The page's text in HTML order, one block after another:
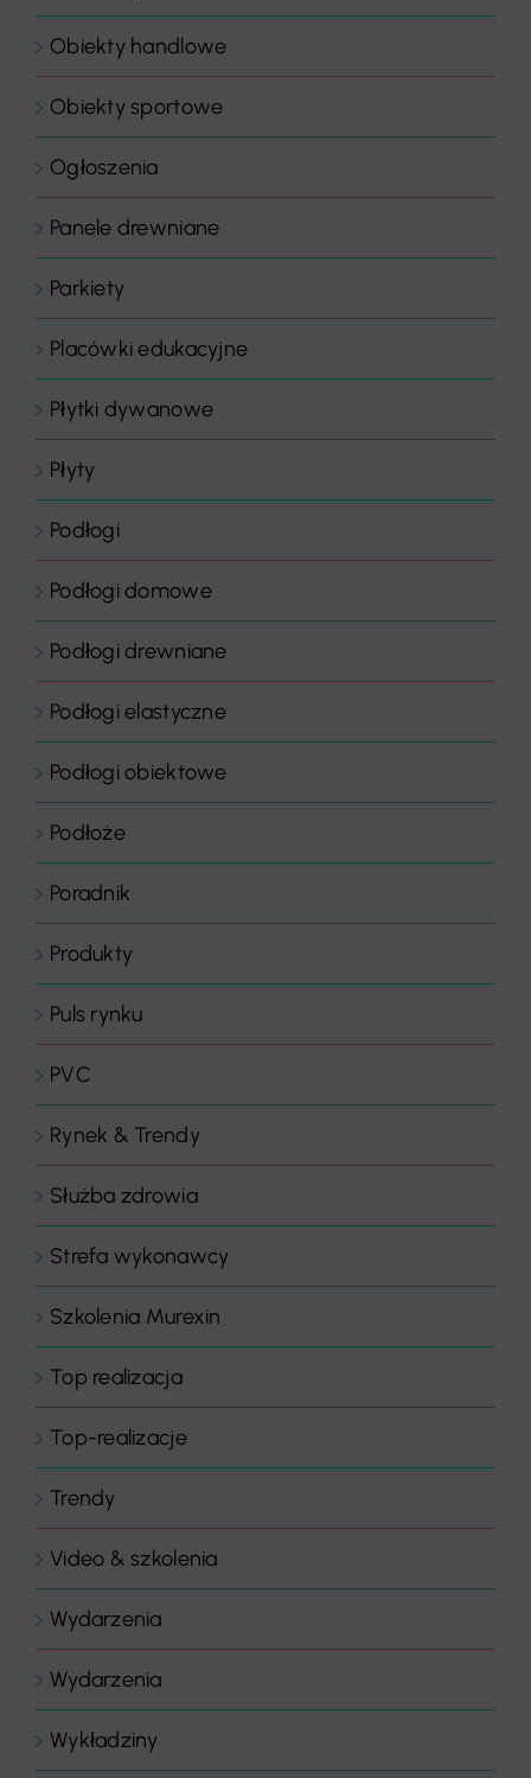
Obiekty handlowe
Obiekty sportowe
Ogłoszenia
Panele drewniane
Parkiety
Placówki edukacyjne
Płytki dywanowe
Płyty
Podłogi
Podłogi domowe
Podłogi drewniane
Podłogi elastyczne
Podłogi obiektowe
Podłoże
Poradnik
Produkty
Puls rynku
PVC
Rynek & Trendy
Służba zdrowia
Strefa wykonawcy
Szkolenia Murexin
Top realizacja
Top-realizacje
Trendy
Video & szkolenia
Wydarzenia
Wydarzenia
Wykładziny